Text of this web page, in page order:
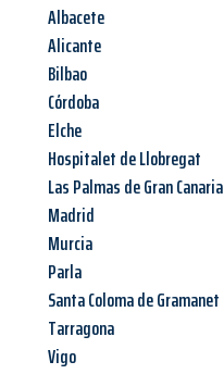
Albacete
Alicante
Bilbao
Córdoba
Elche
Hospitalet de Llobregat
Las Palmas de Gran Canaria
Madrid
Murcia
Parla
Santa Coloma de Gramanet
Tarragona
Vigo